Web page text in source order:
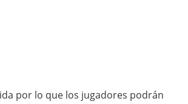
por lo que los jugadores podrán